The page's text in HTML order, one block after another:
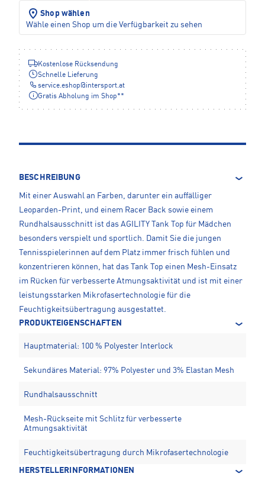
Shop wählen
Wähle einen Shop um die Verfügbarkeit zu sehen
Kostenlose Rücksendung
Schnelle Lieferung
service.eshop@ intersport.at
Gratis Abholung im Shop**
BESCHREIBUNG
Mit einer Auswahl an Farben, darunter ein auffälliger
Leoparden-Print, und einem Racer Back sowie einem
Rundhalsausschnitt ist das AGILITY Tank Top für Mädchen
besonders verspielt und sportlich. Damit Sie die jungen
Tennisspielerinnen auf dem Platz immer frisch fühlen und
konzentrieren können, hat das Tank Top einen Mesh-Einsatz
im Rücken für verbesserte Atmungsaktivität und ist mit einer
leistungsstarken Mikrofasertechnologie für die
Feuchtigkeitsübertragung ausgestattet.
PRODUKTEIGENSCHAFTEN
Hauptmaterial: 100 % Polyester Interlock
Sekundäres Material: 97% Polyester und 3% Elastan Mesh
Rundhalsausschnitt
Mesh-Rückseite mit Schlitz für verbesserte
Atmungsaktivität
Feuchtigkeitsübertragung durch Mikrofasertechnologie
HERSTELLERINFORMATIONEN